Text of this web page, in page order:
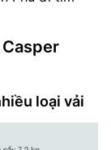
loại vải